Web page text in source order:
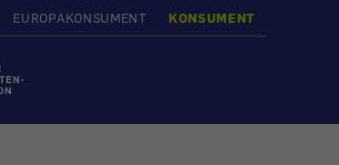
EUROPAKONSUMENT KONSUMENT